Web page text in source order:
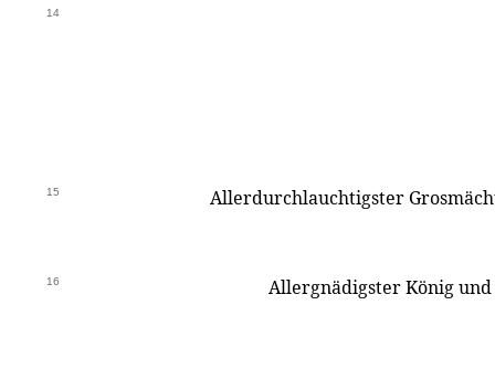
14
15 Allerdurchlauchtigster
16 Allergnädigster König